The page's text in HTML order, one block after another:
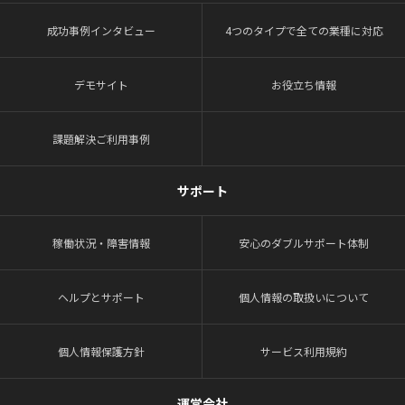
成功事例インタビュー 4つのタイプで全ての業種に対応
デモサイト お役立ち情報
課題解決ご利用事例
サポート
稼働状況・障害情報 安心のダブルサポート体制
ヘルプとサポート 個人情報の取扱いについて
個人情報保護方針 サービス利用規約